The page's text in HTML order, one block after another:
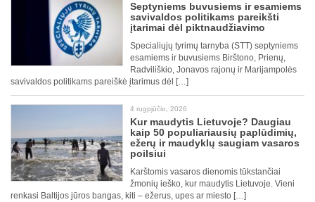
Septyniems buvusiems ir esamiems
savivaldos politikams pareikšti
įtarimai dėl piktnaudžiavimo
Specialiųjų tyrimų tarnyba (STT) septyniems
esamiems ir buvusiems Birštono, Prienų,
Radviliškio, Jonavos rajonų ir Marijampolės
savivaldos politikams pareiškė įtarimus dėl […]
4 rugpjūčio, 2026
Kur maudytis Lietuvoje? Daugiau
kaip 50 populiariausių paplūdimių,
ežerų ir maudyklų saugiam vasaros
poilsiui
Karštomis vasaros dienomis tūkstančiai
žmonių ieško, kur maudytis Lietuvoje. Vieni
renkasi Baltijos jūros bangas, kiti – ežerus, upes ar miesto […]